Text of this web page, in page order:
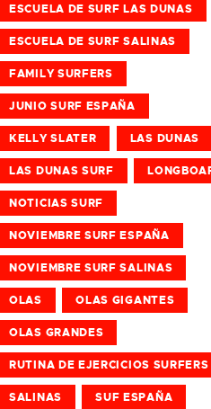
ESCUELA DE SURF LAS DUNAS
ESCUELA DE SURF SALINAS
FAMILY SURFERS
JUNIO SURF ESPAÑA
KELLY SLATER LAS DUNAS
LAS DUNAS SURF
NOTICIAS SURF
NOVIEMBRE SURF ESPAÑA
NOVIEMBRE SURF SALINAS
OLAS OLAS GIGANTES
OLAS GRANDES
RUTINA DE EJERCICIOS SURFERS
SALINAS SUF ESPAÑA